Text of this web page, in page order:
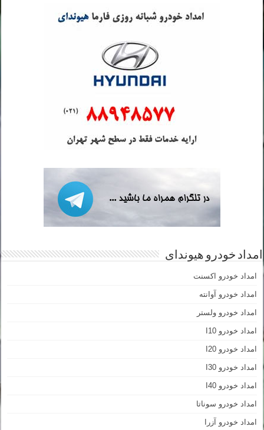
امداد خودرو هیوندای
امداد خودرو اکسنت
امداد خودرو آوانته
امداد خودرو ولستر
امداد خودرو I10
امداد خودرو I20
امداد خودرو I30
امداد خودرو I40
امداد خودرو سوناتا
امداد خودرو آزرا